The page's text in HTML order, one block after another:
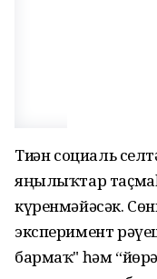
Тиҙҙән социаль
яңылыҡтар
күренмәйәсәк.
эксперимент
бармаҡ" һәм